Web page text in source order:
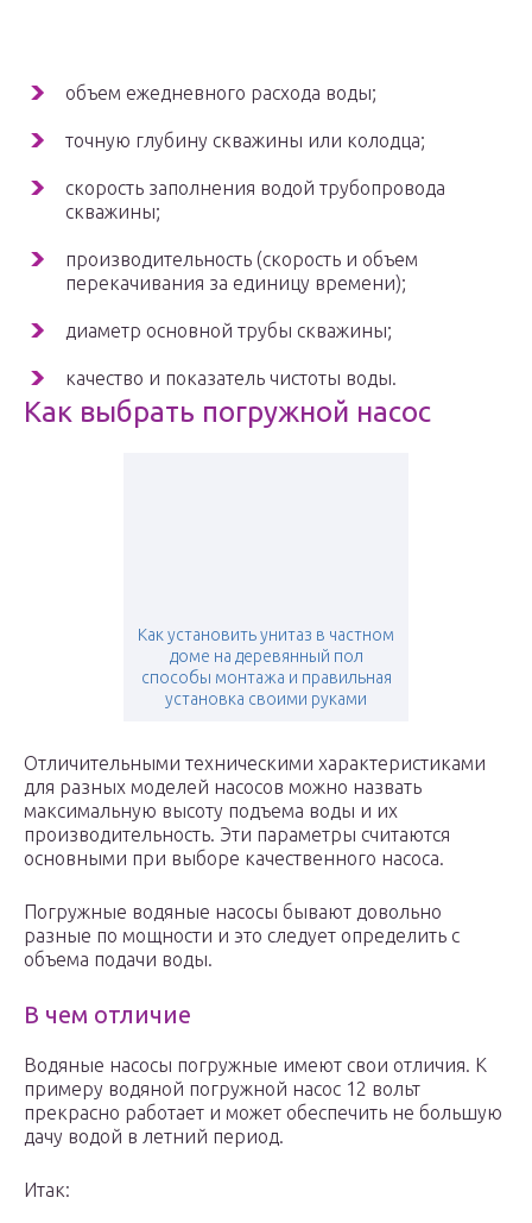
объем ежедневного расхода воды;
точную глубину скважины или колодца;
скорость заполнения водой трубопровода
скважины;
производительность (скорость и объем
перекачивания за единицу времени);
диаметр основной трубы скважины;
качество и показатель чистоты воды.
Как выбрать погружной насос
Как установить унитаз в частном
доме на деревянный пол
способы монтажа и правильная
установка своими руками
Отличительными техническими характеристиками
для разных моделей насосов можно назвать
максимальную высоту подъема воды и их
производительность. Эти параметры считаются
основными при выборе качественного насоса.
Погружные водяные насосы бывают довольно
разные по мощности и это следует определить с
объема подачи воды.
В чем отличие
Водяные насосы погружные имеют свои отличия. К
примеру водяной погружной насос 12 вольт
прекрасно работает и может обеспечить не большую
дачу водой в летний период.
Итак: